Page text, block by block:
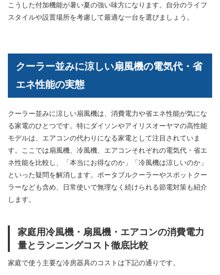
こうした付加機能が暑い夏の強い味方になります。自分のライフ
スタイルや設置場所を考慮して最適な一台を選びましょう。
クーラー並みに涼しい扇風機の電気代・省
エネ性能の実態
クーラー並みに涼しい扇風機は、消費電力や省エネ性能が気にな
る家電のひとつです。特にダイソンやアイリスオーヤマの高性能
モデルは、エアコンの代わりになる家電として注目されていま
す。ここでは扇風機、冷風機、エアコンそれぞれの電気代・省エ
ネ性能を比較し、「本当にお得なのか」「冷風機は涼しいのか」
といった疑問を解消します。ポータブルクーラーやスポットクー
ラーなども含め、日常使いで無理なく続けられる節電対策も紹介
します。
家庭用冷風機・扇風機・エアコンの消費電力
量とランニングコスト徹底比較
家庭で使う主要な冷房器具のコストは下記の通りです。